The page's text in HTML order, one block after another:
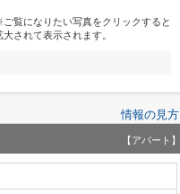
覧になりたい写真をクリックすると
大されて表示されます。
情報の見方
【アパート】